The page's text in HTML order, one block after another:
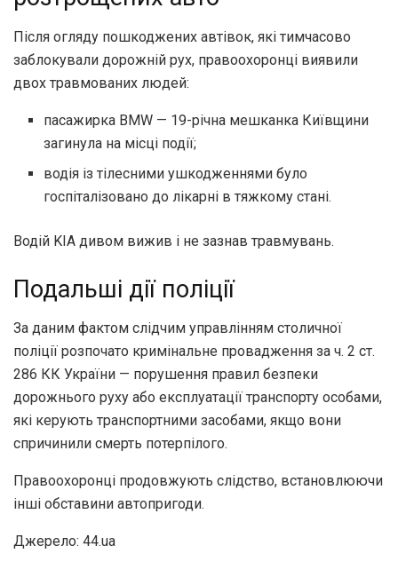
Після огляду пошкоджених автівок, які тимчасово
заблокували дорожній рух, правоохоронці виявили
двох травмованих людей:
пасажирка BMW — 19-річна мешканка Київщини
загинула на місці події;
водія із тілесними ушкодженнями було
госпіталізовано до лікарні в тяжкому стані.
Водій KIA дивом вижив і не зазнав травмувань.
Подальші дії поліції
За даним фактом слідчим управлінням столичної
поліції розпочато кримінальне провадження за ч. 2 ст.
286 КК України — порушення правил безпеки
дорожнього руху або експлуатації транспорту особами,
які керують транспортними засобами, якщо вони
спричинили смерть потерпілого.
Правоохоронці продовжують слідство, встановлюючи
інші обставини автопригоди.
Джерело: 44.ua